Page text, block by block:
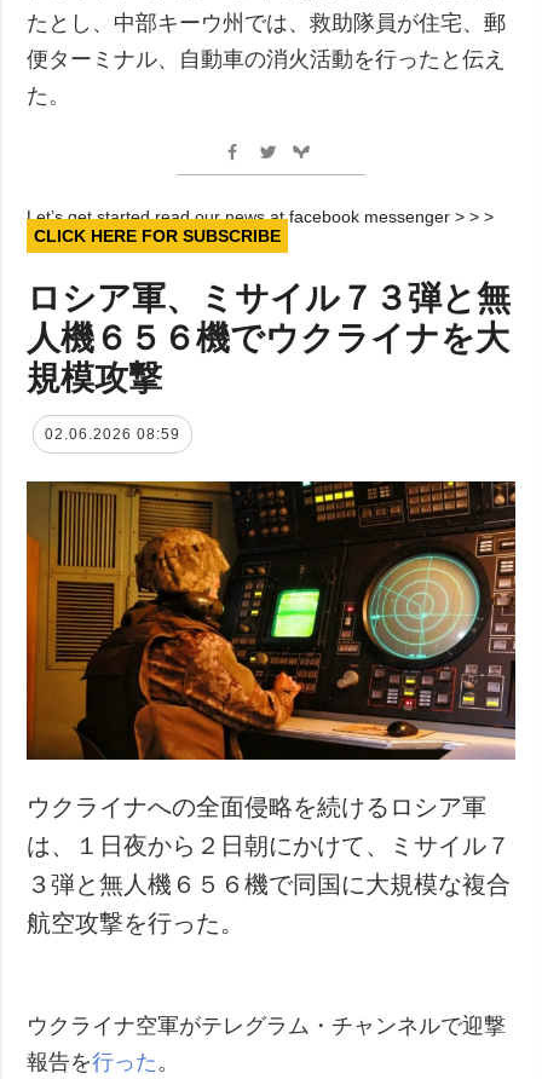
たとし、中部キーウ州では、救助隊員が住宅、郵
便ターミナル、自動車の消火活動を行ったと伝え
た。
Let’s get started read our news at facebook messenger > > >
CLICK HERE FOR SUBSCRIBE
ロシア軍、ミサイル７３弾と無
人機６５６機でウクライナを大
規模攻撃
02.06.2026 08:59
ウクライナへの全面侵略を続けるロシア軍
は、１日夜から２日朝にかけて、ミサイル７
３弾と無人機６５６機で同国に大規模な複合
航空攻撃を行った。
ウクライナ空軍がテレグラム・チャンネルで迎撃
報告を行った 。